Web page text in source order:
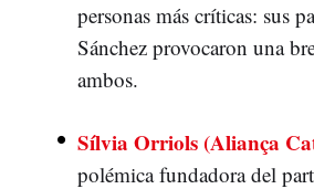
personas más críticas: sus
Sánchez provocaron una
ambos.
Sílvia Orriols (Aliança
polémica fundadora del